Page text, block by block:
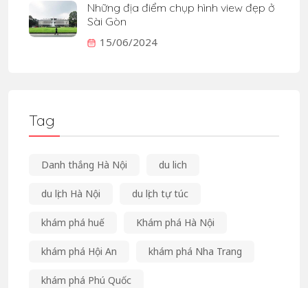
Những địa điểm chụp hình view đẹp ở
Sài Gòn
15/06/2024
Tag
Danh thắng Hà Nội du lich
du lịch Hà Nội du lịch tự túc
khám phá huế Khám phá Hà Nội
khám phá Hội An khám phá Nha Trang
khám phá Phú Quốc